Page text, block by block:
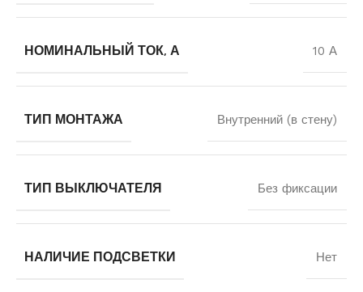
НОМИНАЛЬНЫЙ ТОК, А 10 А
ТИП МОНТАЖА Внутренний (в стену)
ТИП ВЫКЛЮЧАТЕЛЯ Без фиксации
НАЛИЧИЕ ПОДСВЕТКИ Нет